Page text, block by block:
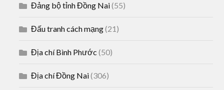
Đảng bộ tỉnh Đồng Nai(55)
Đấu tranh cách mạng(21)
Địa chí Bình Phước (50)
Địa chí Đồng Nai(306)